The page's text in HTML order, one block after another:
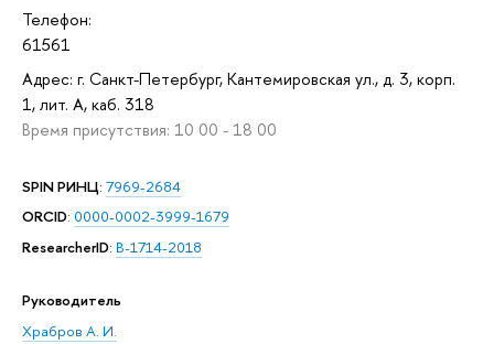
Телефон:
61561
Адрес: г. Санкт-Петербург, Кантемировская ул., д. 3, корп.
1, лит. А, каб. 318
Время присутствия: 10 00 - 18 00
SPIN РИНЦ: 7969-2684
ORCID: 0000-0002-3999-1679
ResearcherID: B-1714-2018
Руководитель
Храбров А. И.